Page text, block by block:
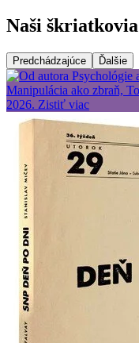
Naši
Predchádzajúce Ďalšie